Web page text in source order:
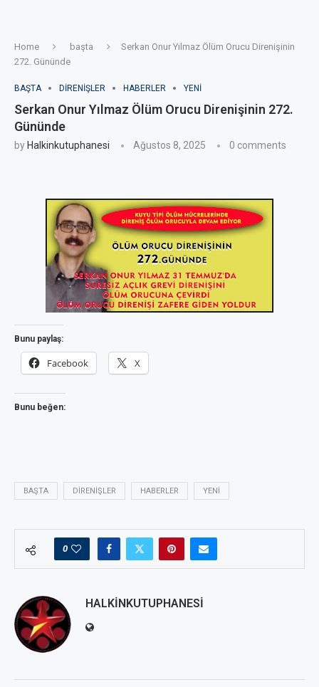
Home başta
Serkan Onur Yılmaz Ölüm Orucu Direnişinin
272. Gününde
BAŞTA DIRENIŞLER HABERLER YENI
Serkan Onur Yılmaz Ölüm Orucu Direnişinin 272.
Gününde
by Halkinkutuphanesi Ağustos 8, 2025 0 comments
Bunu paylaş:
Facebook X
Bunu beğen:
BAŞTA DIRENIŞLER HABERLER YENI
0
HALKINKUTUPHANESI